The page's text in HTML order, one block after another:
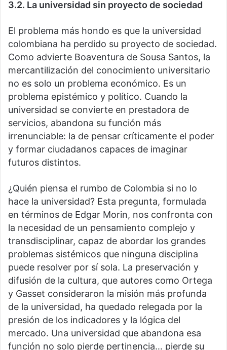
3.2. La universidad sin proyecto de sociedad
El problema más hondo es que la universidad
colombiana ha perdido su proyecto de sociedad.
Como advierte Boaventura de Sousa Santos, la
mercantilización del conocimiento universitario
no es solo un problema económico. Es un
problema epistémico y político. Cuando la
universidad se convierte en prestadora de
servicios, abandona su función más
irrenunciable: la de pensar críticamente el poder
y formar ciudadanos capaces de imaginar
futuros distintos.
¿Quién piensa el rumbo de Colombia si no lo
hace la universidad? Esta pregunta, formulada
en términos de Edgar Morin, nos confronta con
la necesidad de un pensamiento complejo y
transdisciplinar, capaz de abordar los grandes
problemas sistémicos que ninguna disciplina
puede resolver por sí sola. La preservación y
difusión de la cultura, que autores como Ortega
y Gasset consideraron la misión más profunda
de la universidad, ha quedado relegada por la
presión de los indicadores y la lógica del
mercado. Una universidad que abandona esa
función no solo pierde pertinencia… pierde su